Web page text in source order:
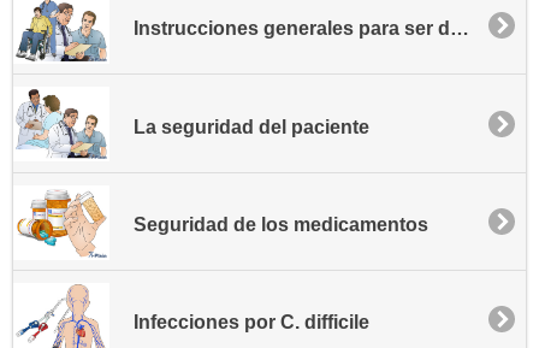
Instrucciones generales para ser dado de alta
La seguridad del paciente
Seguridad de los medicamentos
Infecciones por C. difficile